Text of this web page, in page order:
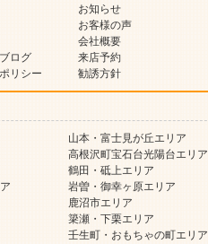
お知らせ
お客様の声
会社概要
ログ
来店予約
リシー
勧誘方針
山本・富士見が丘エリア
高根沢町宝石台光陽台エリア
鶴田・砥上エリア
岩曽・御幸ヶ原エリア
鹿沼市エリア
簗瀬・下栗エリア
壬生町・おもちゃの町エリア